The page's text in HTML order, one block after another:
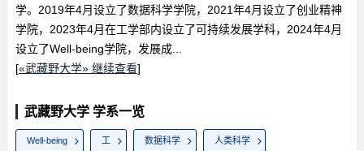
学。2019年4月设立了数据科学学院，2021年4月设立了创业精神
学院，2023年4月在工学部内设立了可持续发展学科，2024年4月
设立了Well-being学院，发展成...
[«武藏野大学» 继续查看]
武藏野大学 学系一览
Well-being 工 数据科学 人类科学